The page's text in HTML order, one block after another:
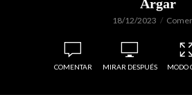
Argar
18/12/2023
COMENTAR MIRAR DESPUÉS MODO